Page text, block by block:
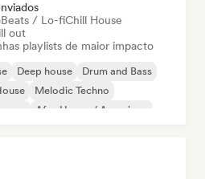
Beats / Lo-fiChill House
out
playlists de maior impacto
Deep house
Drum and Bass
Melodic Techno
Afro House / Amapiano